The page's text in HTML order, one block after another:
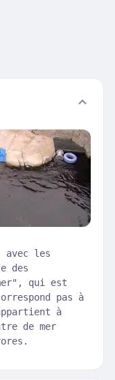
avec les
des
qui est
pas à
à
de mer